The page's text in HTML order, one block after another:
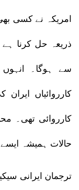
امریکہ نے کسی
ذریعہ حل کرنا ہے
سے ہوگا۔
کارروائیاں
کارروائی تھی۔
حالات ہمیشہ
ترجمان ایرانی